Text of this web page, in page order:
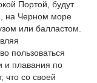
Портой, будут
на Черном море
или балластом.
пользоваться
и плавания по
что со своей